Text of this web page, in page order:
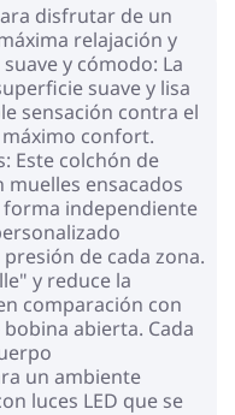
disfrutar de un
relajación y
y cómodo: La
suave y lisa
sensación contra el
confort.
Este colchón de
muelles ensacados
independiente
de cada zona.
y reduce la
comparación con
abierta. Cada
un ambiente
luces LED que se